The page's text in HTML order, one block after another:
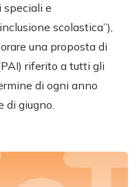
speciali e
scolastica”),
una proposta di
riferito a tutti gli
di ogni anno
di giugno.